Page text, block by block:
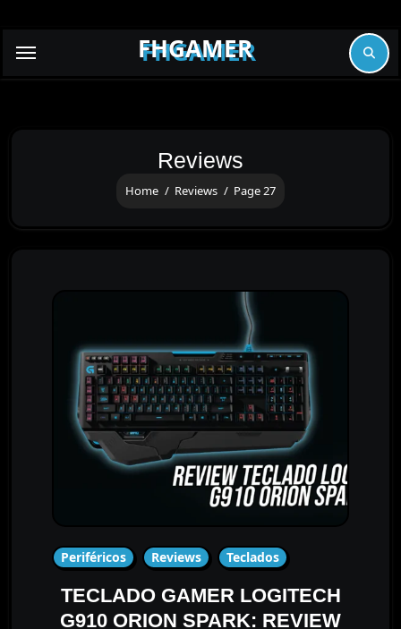
FHGAMER
Reviews
Home Reviews Page 27
Periféricos Reviews Teclados
TECLADO GAMER LOGITECH
G910 ORION SPARK: REVIEW